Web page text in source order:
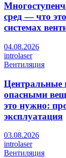
сред — что
системах
04.08.2026
introlaser
Вентиляция
Центральные
опасными
это нужно:
эксплуатация
03.08.2026
introlaser
Вентиляция